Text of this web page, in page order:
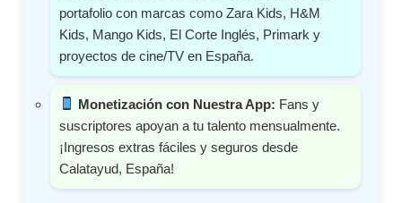
portafolio con marcas como Zara Kids, H&M
Kids, Mango Kids, El Corte Inglés, Primark y
proyectos de cine/TV en España.
Monetización con Nuestra App: Fans y
suscriptores apoyan a tu talento mensualmente.
¡Ingresos extras fáciles y seguros desde
Calatayud, España!